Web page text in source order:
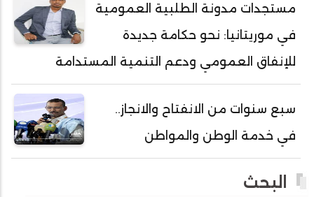
أحمد ولد نافع
أحمد ولد يحيى
أحمدا كلي
أحمدسالم ولد العربي
أحمدنا ولد سيد أب
أحمدو ولد أبوه
أحمدو ولد أحمدو
مستجدات مدونة الطلبية العمومية
في موريتانيا: نحو حكامة جديدة
للإنفاق العمومي ودعم التنمية المستدامة
سبع سنوات من الانفتاح والانجاز..
في خدمة الوطن والمواطن
البحث